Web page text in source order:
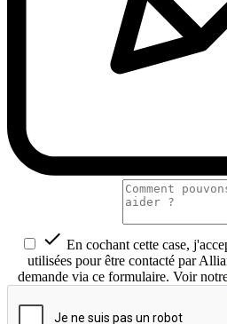
 En cochant cette case,
utilisées pour être contacté par
demande via ce formulaire. Voir